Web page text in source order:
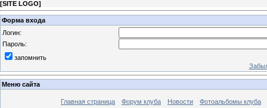
[SITE LOGO]
Форма входа
Логин:
Пароль:
запомнить
Меню сайта
Главная страница Форум клуба Новости Фотоальбомы клуба